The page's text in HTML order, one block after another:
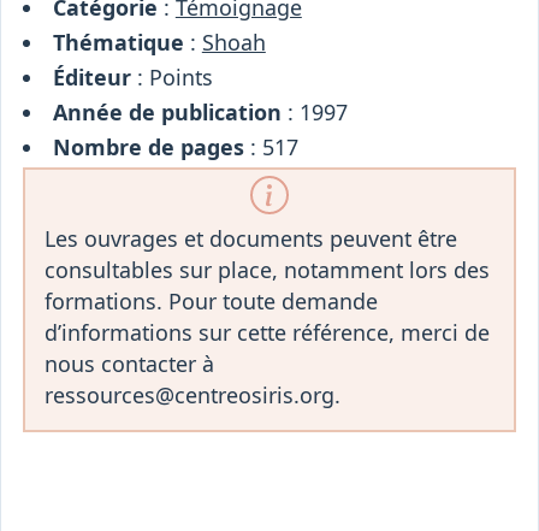
Catégorie : Témoignage
Thématique : Shoah
Éditeur: Points
Année de publication : 1997
Nombre de pages: 517
Les ouvrages et documents peuvent être
consultables sur place, notamment lors des
formations. Pour toute demande
d’informations sur cette référence, merci de
nous contacter à
ressources@centreosiris.org.